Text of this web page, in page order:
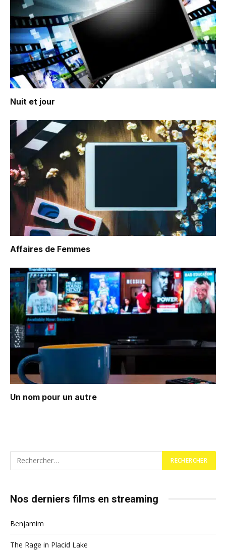
Nuit et jour
Affaires de Femmes
Un nom pour un autre
Nos derniers films en streaming
Benjamim
The Rage in Placid Lake